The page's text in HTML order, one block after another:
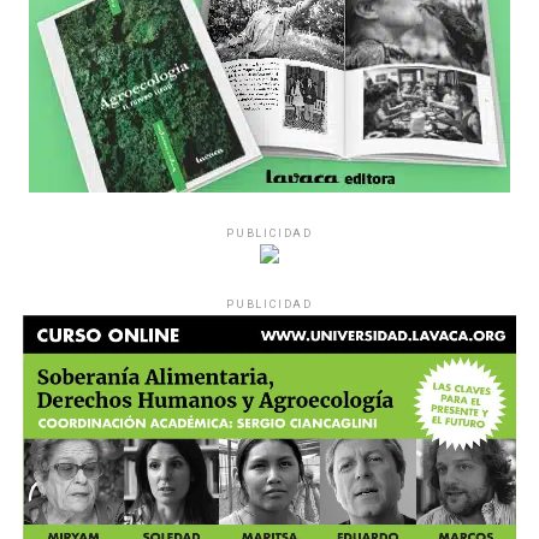
Década perdida: Marta Montero,
mamá de Lucía Pérez
“Estamos como el día 1”. La frase de la madre de la joven
asesinada en 2016 remite a aquel año: cuando
denunciaron que dos narcofemicidas habían abusado y
asesinado a su hija, hasta hoy, dos juicios después, pues la
impunidad sigue consagrada. De motivar el Primer Paro
PUBLICIDAD
PUBLICIDAD